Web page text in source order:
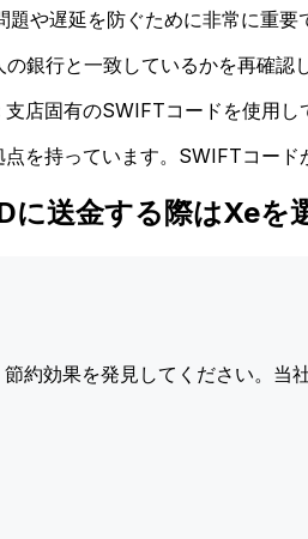
や遅延を防ぐために非常に重
銀行と一致しているかを再確認
支店固有のSWIFTコードを使用し
を持っています。SWIFTコード
送金する際はXeを
約効果を発見してください。当